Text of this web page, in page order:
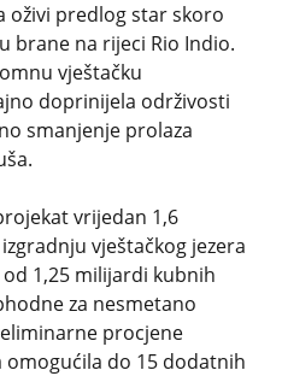
oživi predlog star skoro
brane na rijeci Rio Indio.
vještačku
doprinijela održivosti
smanjenje prolaza
vrijedan 1,6
vještačkog jezera
1,25 milijardi kubnih
za nesmetano
procjene
omogućila do 15 dodatnih